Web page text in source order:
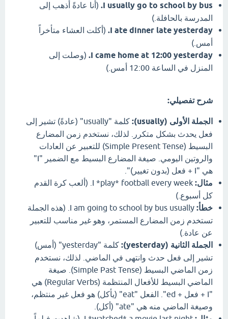
I usually go to school by bus. (أنا عادةً أذهب إلى
المدرسة بالحافلة.)
I ate dinner late yesterday. (أكلت العشاء متأخراً
أمس.)
I came home at 12:00 yesterday. (وصلت إلى
المنزل في الساعة 12:00 أمس.)
شرح تفصيلي:
الجملة الأولى (usually):
كلمة "usually" (عادةً) تشير إلى
فعل يحدث بشكل متكرر. لذلك، نستخدم زمن المضارع
البسيط (Simple Present Tense) للتعبير عن العادات
والروتين اليومي. صيغة المضارع البسيط مع الضمير "I"
هي "I + فعل (بدون تغيير)".
مثال:
I *play* football every week. (ألعب كرة القدم
كل أسبوع.)
خطأ:
I am going to school by bus usually. (هذه الجملة
تستخدم زمن المضارع المستمر، وهو غير مناسب للتعبير
عن عادة.)
الجملة الثانية (yesterday):
كلمة "yesterday" (أمس)
تشير إلى فعل حدث وانتهى في الماضي. لذلك، نستخدم
زمن الماضي البسيط (Simple Past Tense). صيغة
الماضي البسيط للأفعال المنتظمة (Regular Verbs) هي
"I + فعل + ed". الفعل "eat" (يأكل) هو فعل غير منتظم،
وصيغة الماضي منه هي "ate" (أكل).